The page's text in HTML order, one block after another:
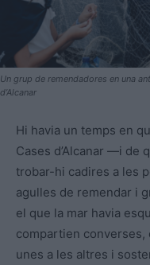
Un grup de remendadores en una
d’Alcanar
Hi havia un temps en
Cases d’Alcanar —i de
trobar-hi cadires a les
agulles de remendar i
el que la mar havia
compartien converses,
unes a les altres i